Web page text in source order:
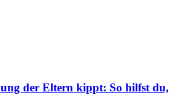
der Eltern kippt: So hilfst du,